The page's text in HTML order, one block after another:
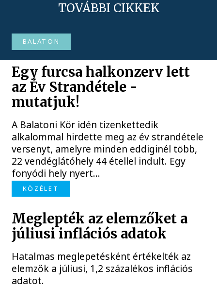
TOVÁBBI CIKKEK
BALATON
Egy furcsa halkonzerv lett
az Év Strandétele -
mutatjuk!
A Balatoni Kör idén tizenkettedik
alkalommal hirdette meg az év strandétele
versenyt, amelyre minden eddiginél több,
22 vendéglátóhely 44 étellel indult. Egy
fonyódi hely nyert...
KÖZÉLET
Meglepték az elemzőket a
júliusi inflációs adatok
Hatalmas meglepetésként értékelték az
elemzők a júliusi, 1,2 százalékos inflációs
adatot.